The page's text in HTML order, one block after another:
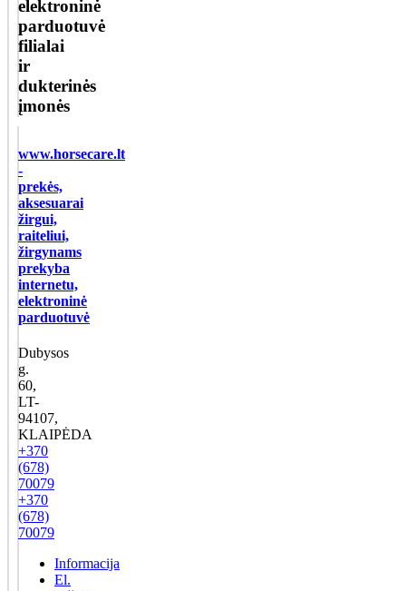
elektroninė
parduotuvė
filialai
ir
dukterinės
įmonės
www.horsecare.lt
-
prekės,
aksesuarai
žirgui,
raiteliui,
žirgynams
prekyba
internetu,
elektroninė
parduotuvė
Dubysos
g.
60,
LT-
94107,
KLAIPĖDA
+370
(678)
70079
+370
(678)
70079
Informacija
El.